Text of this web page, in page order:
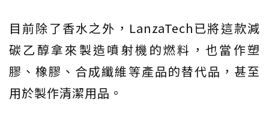
目前除了香水之外，LanzaTech已將這款減
碳乙醇拿來製造噴射機的燃料，也當作塑
膠、橡膠、合成纖維等產品的替代品，甚至
用於製作清潔用品。